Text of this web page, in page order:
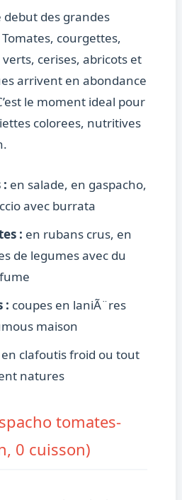
des grandes
courgettes,
cerises, abricots et
arrivent en abondance
le moment ideal pour
colorees, nutritives
: en salade, en gaspacho,
avec burrata
: en rubans crus, en
de legumes avec du
: coupes en laniÃ¨res
maison
en clafoutis froid ou tout
natures
tomates-
0 cuisson)